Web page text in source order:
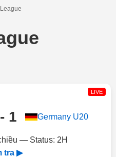
LIVE
1 Germany U20
— Status: 2H
tra ▶